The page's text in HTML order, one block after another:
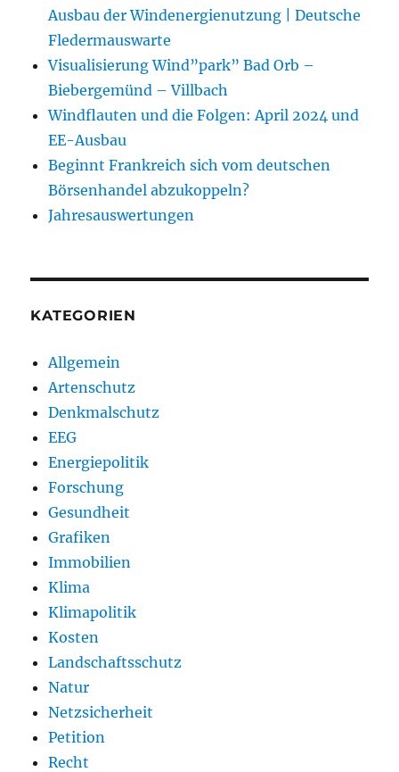
Ausbau der Windenergienutzung | Deutsche
Fledermauswarte
Visualisierung Wind”park” Bad Orb –
Biebergemünd – Villbach
Windflauten und die Folgen: April 2024 und
EE-Ausbau
Beginnt Frankreich sich vom deutschen
Börsenhandel abzukoppeln?
Jahresauswertungen
KATEGORIEN
Allgemein
Artenschutz
Denkmalschutz
EEG
Energiepolitik
Forschung
Gesundheit
Grafiken
Immobilien
Klima
Klimapolitik
Kosten
Landschaftsschutz
Natur
Netzsicherheit
Petition
Recht